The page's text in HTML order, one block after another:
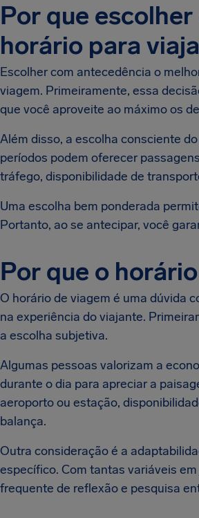
Por que
horário para
Escolher com antecedência o
viagem. Primeiramente, essa
que você aproveite ao máximo os
Além disso, a escolha consciente
períodos podem oferecer
tráfego, disponibilidade de
Uma escolha bem ponderada
Portanto, ao se antecipar, você
Por que o
O horário de viagem é uma dúvida
na experiência do viajante.
a escolha subjetiva.
Algumas pessoas valorizam a
durante o dia para apreciar a
aeroporto ou estação,
balança.
Outra consideração é a
específico. Com tantas variáveis
frequente de reflexão e pesquisa